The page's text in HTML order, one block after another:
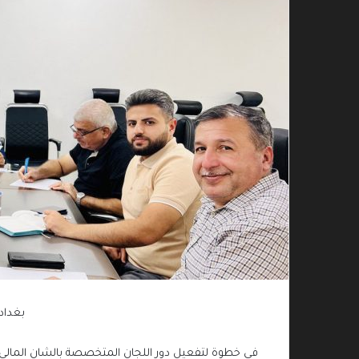
في خطوة لتفعيل دور اللجان المتخصصة بالشان